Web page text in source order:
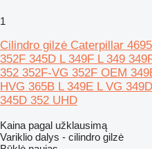
1
Cilindro gilzė Caterpillar
352F 345D L 349F L 349
352 352F-VG 352F OEM
HVG 365B L 349E L VG
345D 352 UHD
Kaina pagal užklausimą
Variklio dalys - cilindro gilzė